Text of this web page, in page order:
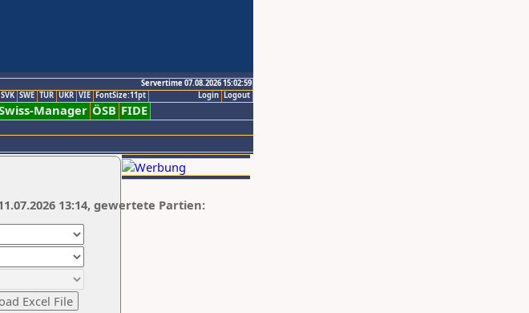
Servertime 07.08.2026 15:02:59
Logout
Login
SVK SWE TUR UKR VIE FontSize:11pt
Manager ÖSB FIDE
13:14, gewertete Partien: